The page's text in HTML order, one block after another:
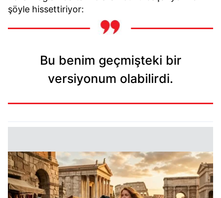
şöyle hissettiriyor:
Bu benim geçmişteki bir
versiyonum olabilirdi.